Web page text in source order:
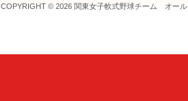
COPYRIGHT © 2026 関東女子軟式野球チーム オー